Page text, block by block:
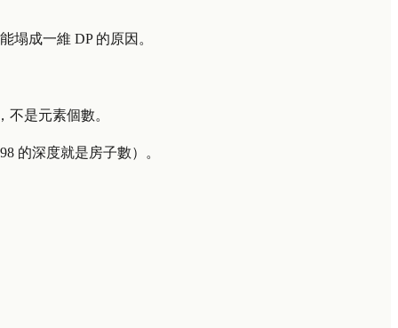
成一維 DP 的原因。
不是元素個數。
的深度就是房子數）。